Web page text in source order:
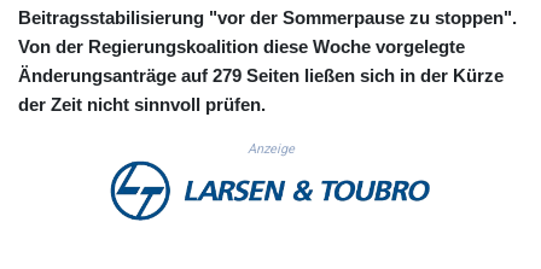
FJD 2.553384
FKP 0.857252
GBP 0.858527
GHS 13.526832
GMD 84.980421
Beitragsstabilisierung "vor der Sommerpause zu stoppen".
Von der Regierungskoalition diese Woche vorgelegte
Änderungsanträge auf 279 Seiten ließen sich in der Kürze
der Zeit nicht sinnvoll prüfen.
Anzeige